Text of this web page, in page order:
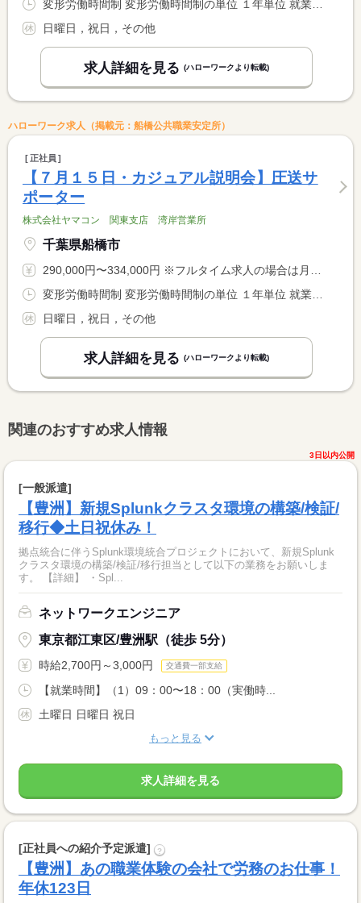
日曜日，祝日，その他
求人詳細を見る (ハローワークより転載)
ハローワーク求人（掲載元：船橋公共職業安定所）
正社員
【７月１５日・カジュアル説明会】圧送サ
ポーター
株式会社ヤマコン 関東支店 湾岸営業所
千葉県船橋市
290,000円〜334,000円 ※フルタイム求人の場合は月額（換算額）、パート求人の場合は時間額を表示しています。
日曜日，祝日，その他
求人詳細を見る (ハローワークより転載)
関連のおすすめ求人情報
3日以内公開
[一般派遣]
【豊洲】新規Splunkクラスタ環境の構築/検証/
移行◆土日祝休み！
拠点統合に伴うSplunk環境統合プロジェクトにおいて、新規Splunk
クラスタ環境の構築/検証/移行担当として以下の業務をお願いしま
す。 【詳細】 ・Spl...
ネットワークエンジニア
東京都江東区/豊洲駅（徒歩 5分）
時給2,700円～3,000円 交通費一部支給
【就業時間】（1）09：00〜18：00（実働時...
土曜日 日曜日 祝日
もっと見る
求人詳細を見る
[正社員への紹介予定派遣] ?
【豊洲】あの職業体験の会社で労務のお仕事！
年休123日